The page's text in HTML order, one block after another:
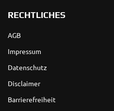
RECHTLICHES
AGB
Impressum
Datenschutz
Disclaimer
Barrierefreiheit